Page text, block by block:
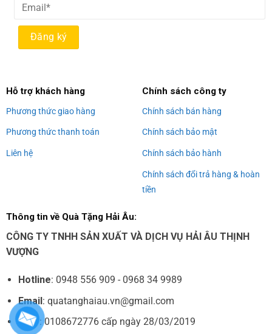
Hỗ trợ khách hàng
Phương thức giao hàng
Phương thức thanh toán
Liên hệ
Chính sách công ty
Chính sách bán hàng
Chính sách bảo mật
Chính sách bảo hành
Chính sách đổi trả hàng & hoàn
tiền
Thông tin về Quà Tặng Hải Âu:
CÔNG TY TNHH SẢN XUẤT VÀ DỊCH VỤ HẢI ÂU THỊNH
VƯỢNG
Hotline: 0948 556 909 - 0968 34 9989
Email: quatanghaiau.vn@gmail.com
MST: 0108672776 cấp ngày 28/03/2019